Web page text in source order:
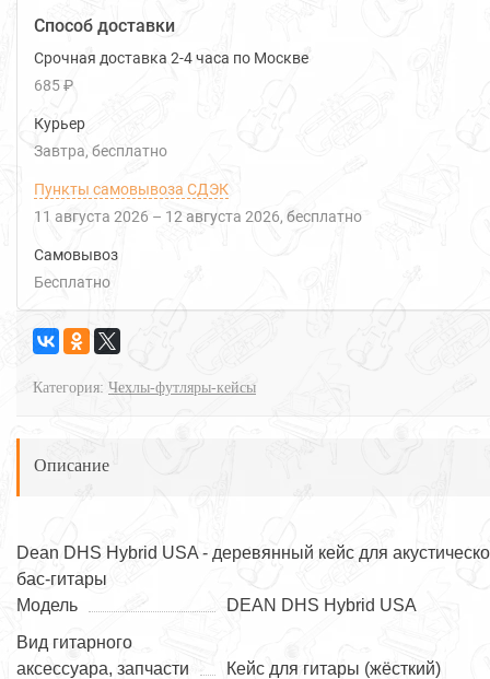
Способ доставки
Срочная доставка 2-4 часа по Москве
685 ₽
Курьер
Завтра
Бесплатно
Пункты самовывоза СДЭК
11 августа 2026 – 12 августа 2026 Бесплатно
Самовывоз
Бесплатно
Категория: Чехлы-футляры-кейсы
Описание
Dean DHS Hybrid USA - деревянный кейс для
бас-гитары
Модель
DEAN DHS Hybrid USA
Вид гитарного
аксессуара, запчасти
Кейс для гитары (жёсткий)